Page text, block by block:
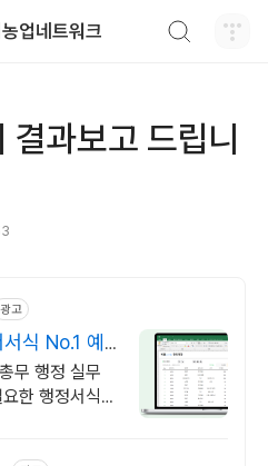
업네트워크
과보고 드립니
광고
식 No.1 예
무 행정 실무
한 행정서식